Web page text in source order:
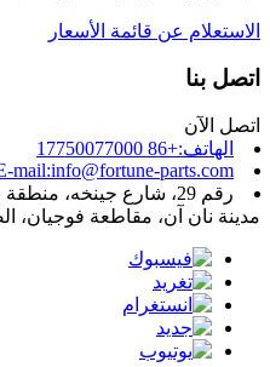
الاستعلام عن قائمة الأسعار
اتصل بنا
اتصل الآن
الهاتف:+86 17750077000
mail:info@fortune-parts.com
رقم 29، شارع جينخه،
مدينة نان آن، مقاطعة فوجيان،